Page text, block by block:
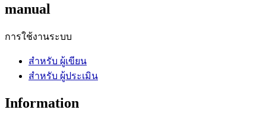
manual
การใช้งานระบบ
สำหรับ ผู้เขียน
สำหรับ ผู้ประเมิน
Information